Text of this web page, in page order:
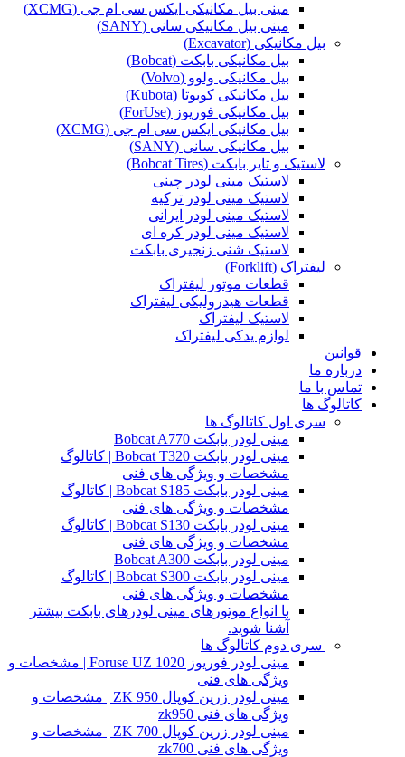
مینی بیل مکانیکی ایکس سی ام جی (XCMG)
مینی بیل مکانیکی سانی (SANY)
بیل مکانیکی (Excavator)
بیل مکانیکی بابکت (Bobcat)
بیل مکانیکی ولوو (Volvo)
بیل مکانیکی کوبوتا (Kubota)
بیل مکانیکی فوریوز (ForUse)
بیل مکانیکی ایکس سی ام جی (XCMG)
بیل مکانیکی سانی (SANY)
لاستیک و تایر بابکت (Bobcat Tires)
لاستیک مینی لودر چینی
لاستیک مینی لودر ترکیه
لاستیک مینی لودر ایرانی
لاستیک مینی لودر کره ای
لاستیک شنی زنجیری بابکت
لیفتراک (Forklift)
قطعات موتور لیفتراک
قطعات هیدرولیکی لیفتراک
لاستیک لیفتراک
لوازم یدکی لیفتراک
قوانین
درباره ما
تماس با ما
کاتالوگ ها
سری اول کاتالوگ ها
مینی لودر بابکت Bobcat A770
مینی لودر بابکت Bobcat T320 | کاتالوگ
مشخصات و ویژگی های فنی
مینی لودر بابکت Bobcat S185 | کاتالوگ
مشخصات و ویژگی های فنی
مینی لودر بابکت Bobcat S130 | کاتالوگ
مشخصات و ویژگی های فنی
مینی لودر بابکت Bobcat A300
مینی لودر بابکت Bobcat S300 | کاتالوگ
مشخصات و ویژگی های فنی
با انواع موتورهای مینی لودرهای بابکت بیشتر
آشنا شوید.
سری دوم کاتالوگ ها
مینی لودر فوریوز Foruse UZ 1020 | مشخصات و
ویژگی های فنی
مینی لودر زرین کوپال ZK 950 | مشخصات و
ویژگی های فنی zk950
مینی لودر زرین کوپال ZK 700 | مشخصات و
ویژگی های فنی zk700